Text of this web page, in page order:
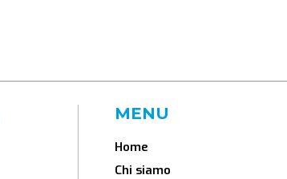
MENU
Home
Chi siamo